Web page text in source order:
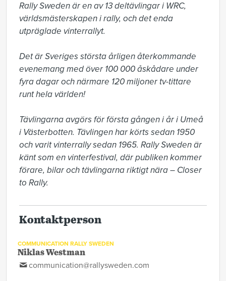
Rally Sweden är en av 13 deltävlingar i WRC,
världsmästerskapen i rally, och det enda
utpräglade vinterrallyt.
Det är Sveriges största årligen återkommande
evenemang med över 100 000 åskådare under
fyra dagar och närmare 120 miljoner tv-tittare
runt hela världen!
Tävlingarna avgörs för första gången i år i Umeå
i Västerbotten. Tävlingen har körts sedan 1950
och varit vinterrally sedan 1965. Rally Sweden är
känt som en vinterfestival, där publiken kommer
förare, bilar och tävlingarna riktigt nära – Closer
to Rally.
Kontaktperson
COMMUNICATION RALLY SWEDEN
Niklas Westman
communication@rallysweden.com